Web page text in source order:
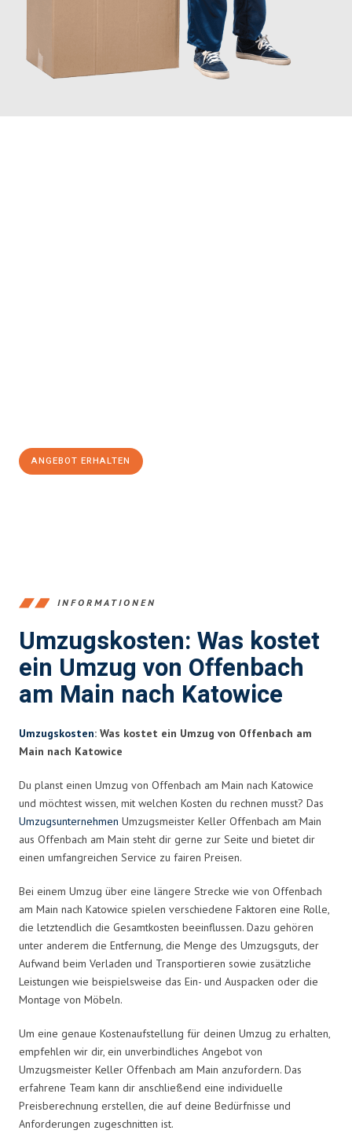
ANGEBOT ERHALTEN
INFORMATIONEN
Umzugskosten: Was kostet
ein Umzug von Offenbach
am Main nach Katowice
Umzugskosten: Was kostet ein Umzug von Offenbach am
Main nach Katowice
Du planst einen Umzug von Offenbach am Main nach Katowice
und möchtest wissen, mit welchen Kosten du rechnen musst? Das
Umzugsunternehmen Umzugsmeister Keller Offenbach am Main
aus Offenbach am Main steht dir gerne zur Seite und bietet dir
einen umfangreichen Service zu fairen Preisen.
Bei einem Umzug über eine längere Strecke wie von Offenbach
am Main nach Katowice spielen verschiedene Faktoren eine Rolle,
die letztendlich die Gesamtkosten beeinflussen. Dazu gehören
unter anderem die Entfernung, die Menge des Umzugsguts, der
Aufwand beim Verladen und Transportieren sowie zusätzliche
Leistungen wie beispielsweise das Ein- und Auspacken oder die
Montage von Möbeln.
Um eine genaue Kostenaufstellung für deinen Umzug zu erhalten,
empfehlen wir dir, ein unverbindliches Angebot von
Umzugsmeister Keller Offenbach am Main anzufordern. Das
erfahrene Team kann dir anschließend eine individuelle
Preisberechnung erstellen, die auf deine Bedürfnisse und
Anforderungen zugeschnitten ist.